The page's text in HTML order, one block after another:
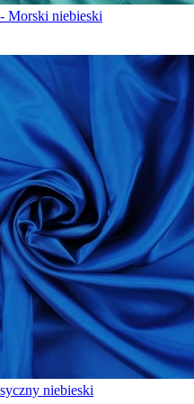
Morski niebieski
niebieski